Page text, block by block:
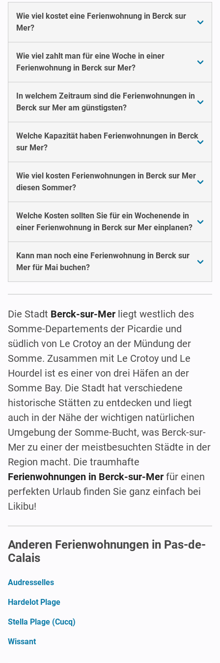
Wie viel kostet eine Ferienwohnung in Berck sur
Mer?
Wie viel zahlt man für eine Woche in einer
Ferienwohnung in Berck sur Mer?
In welchem Zeitraum sind die Ferienwohnungen in
Berck sur Mer am günstigsten?
Welche Kapazität haben Ferienwohnungen in Berck
sur Mer?
Wie viel kosten Ferienwohnungen in Berck sur Mer
diesen Sommer?
Welche Kosten sollten Sie für ein Wochenende in
einer Ferienwohnung in Berck sur Mer einplanen?
Kann man noch eine Ferienwohnung in Berck sur
Mer für Mai buchen?
Die Stadt Berck-sur-Mer liegt westlich des
Somme-Departements der Picardie und
südlich von Le Crotoy an der Mündung der
Somme. Zusammen mit Le Crotoy und Le
Hourdel ist es einer von drei Häfen an der
Somme Bay. Die Stadt hat verschiedene
historische Stätten zu entdecken und liegt
auch in der Nähe der wichtigen natürlichen
Umgebung der Somme-Bucht, was Berck-sur-
Mer zu einer der meistbesuchten Städte in der
Region macht. Die traumhafte
Ferienwohnungen in Berck-sur-Mer für einen
perfekten Urlaub finden Sie ganz einfach bei
Likibu!
Anderen Ferienwohnungen in Pas-de-
Calais
Audresselles
Hardelot Plage
Stella Plage (Cucq)
Wissant